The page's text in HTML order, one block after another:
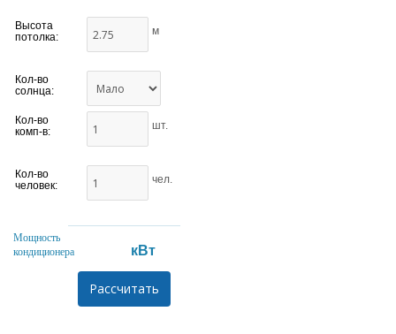
Высота
потолка:
м
Кол-во
солнца:
Кол-во
комп-в:
шт.
Кол-во
человек:
чел.
Мощность
кондиционера
кВт